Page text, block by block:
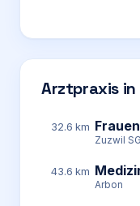
Arztpraxis in
32.6 km
Zuzwil SG
43.6 km
Arbon